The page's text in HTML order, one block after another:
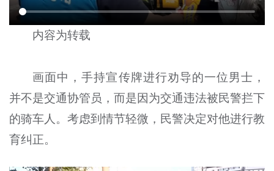
内容为转载
画面中，手持宣传牌进行劝导的一位男士，
并不是交通协管员，而是因为交通违法被民警拦下
的骑车人。考虑到情节轻微，民警决定对他进行教
育纠正。